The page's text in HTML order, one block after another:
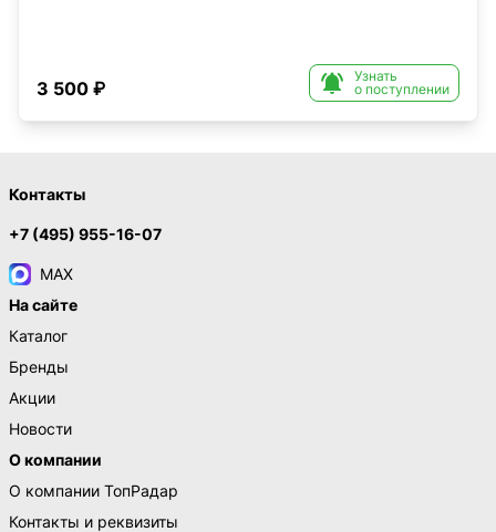
3 500 ₽ 
Узнать
о поступлении
Контакты
+7 (495) 955-16-07
MAX
На сайте
Каталог
Бренды
Акции
Новости
О компании
О компании ТопРадар
Контакты и реквизиты